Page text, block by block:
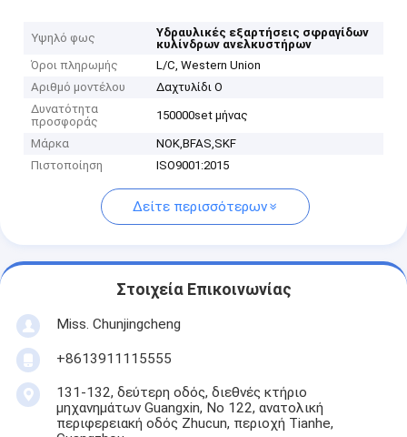
Υψηλό φως
Υδραυλικές εξαρτήσεις σφραγίδων
κυλίνδρων ανελκυστήρων
Όροι πληρωμής
L/C, Western Union
Αριθμό μοντέλου
Δαχτυλίδι Ο
Δυνατότητα
προσφοράς
150000set μήνας
Μάρκα
NOK,BFAS,SKF
Πιστοποίηση
ISO9001:2015
Δείτε περισσότερων
Στοιχεία Επικοινωνίας
Miss. Chunjingcheng
+8613911115555
131-132, δεύτερη οδός, διεθνές κτήριο
μηχανημάτων Guangxin, Νο 122, ανατολική
περιφερειακή οδός Zhucun, περιοχή Tianhe,